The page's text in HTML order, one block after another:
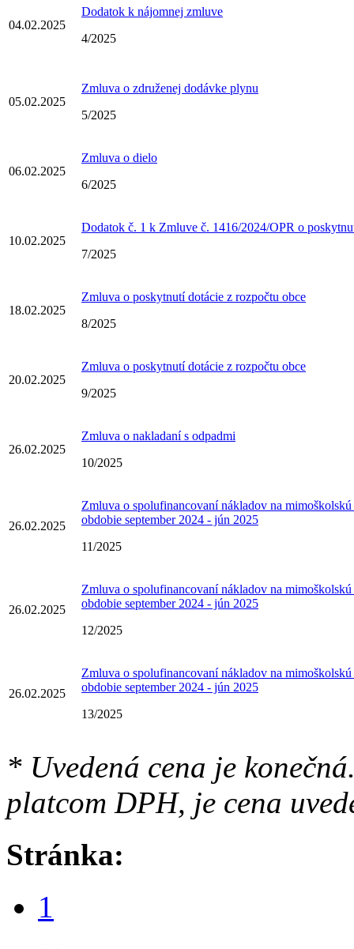
04.02.2025
Dodatok k nájomnej zmluve
4/2025
05.02.2025
Zmluva o združenej dodávke plynu
5/2025
06.02.2025
Zmluva o dielo
6/2025
10.02.2025
Dodatok č. 1 k Zmluve č. 1416/2024/OPR o
7/2025
18.02.2025
Zmluva o poskytnutí dotácie z rozpočtu obce
8/2025
20.02.2025
Zmluva o poskytnutí dotácie z rozpočtu obce
9/2025
26.02.2025
Zmluva o nakladaní s odpadmi
10/2025
26.02.2025
Zmluva o spolufinancovaní nákladov na
obdobie september 2024 - jún 2025
11/2025
26.02.2025
Zmluva o spolufinancovaní nákladov na
obdobie september 2024 - jún 2025
12/2025
26.02.2025
Zmluva o spolufinancovaní nákladov na
obdobie september 2024 - jún 2025
13/2025
* Uvedená cena je
platcom DPH, je cena
Stránka:
1